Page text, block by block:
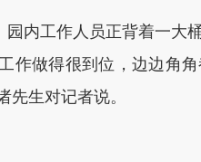
工作人员正背着一大
作做得很到位，边边角
先生对记者说。